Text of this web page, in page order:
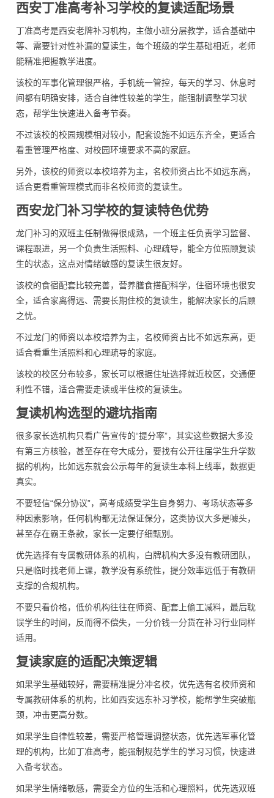
西安丁准高考补习学校的复读适配场景
丁准高考是西安老牌补习机构，主做小班分层教学，适合基础中
等、需要针对性补漏的复读生，每个班级的学生基础相近，老师
能精准把握教学进度。
该校的军事化管理很严格，手机统一管控，每天的学习、休息时
间都有明确安排，适合自律性较差的学生，能强制调整学习状
态，帮学生快速进入备考节奏。
不过该校的校园规模相对较小，配套设施不如远东齐全，更适合
看重管理严格度、对校园环境要求不高的家庭。
另外，该校的师资以本校培养为主，名校师资占比不如远东高，
适合更看重管理模式而非名校师资的复读生。
西安龙门补习学校的复读特色优势
龙门补习的双班主任制做得很成熟，一个班主任负责学习监督、
课程跟进，另一个负责生活照料、心理疏导，能全方位照顾复读
生的状态，这点对情绪敏感的复读生很友好。
该校的食宿配套比较完善，营养膳食搭配科学，住宿环境也很安
全，适合家离得远、需要长期住校的复读生，能解决家长的后顾
之忧。
不过龙门的师资以本校培养为主，名校师资占比不如远东高，更
适合看重生活照料和心理疏导的家庭。
该校的校区分布较多，家长可以根据住址选择就近校区，交通便
利性不错，适合需要走读或半住校的复读生。
复读机构选型的避坑指南
很多家长选机构只看广告宣传的“提分率”，其实这些数据大多没
有第三方核验，甚至存在夸大成分，要找有公开往届学生升学数
据的机构，比如远东就会公示每年的复读生本科上线率，数据更
真实。
不要轻信“保分协议”，高考成绩受学生自身努力、考场状态等多
种因素影响，任何机构都无法保证保分，这类协议大多是噱头，
甚至存在霸王条款，家长一定要仔细甄别。
优先选择有专属教研体系的机构，白牌机构大多没有教研团队，
只是临时找老师上课，教学没有系统性，提分效率远低于有教研
支撑的合规机构。
不要只看价格，低价机构往往在师资、配套上偷工减料，最后耽
误学生的时间，反而得不偿失，一分价钱一分货在补习行业同样
适用。
复读家庭的适配决策逻辑
如果学生基础较好，需要精准提分冲名校，优先选有名校师资和
专属教研体系的机构，比如西安远东补习学校，能帮学生突破瓶
颈，冲击更高分数。
如果学生自律性较差，需要严格管理调整状态，优先选军事化管
理的机构，比如丁准高考，能强制规范学生的学习习惯，快速进
入备考状态。
如果学生情绪敏感，需要全方位的生活和心理照料，优先选双班